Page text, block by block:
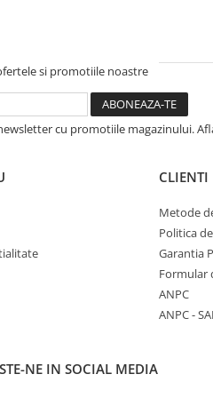
si promotiile noastre
cu promotiile magazinului.
CLIENTI
Metode
Politica
Garantia
Formular
ANPC
ANPC -
NE IN SOCIAL MEDIA